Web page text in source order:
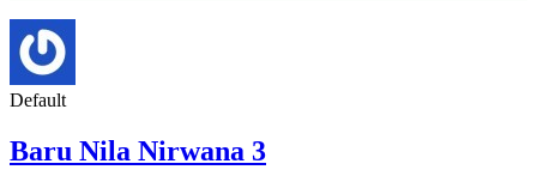
Default
Baru Nila Nirwana 3